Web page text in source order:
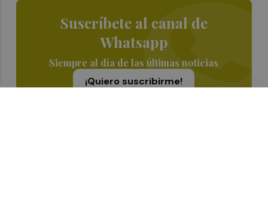
Suscríbete al canal de
Whatsapp
Siempre al día de las últimas noticias
¡Quiero suscribirme!